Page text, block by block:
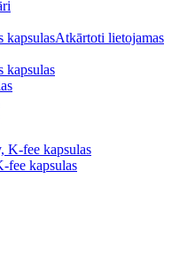
Atkārtoti lietojamas
fee kapsulas